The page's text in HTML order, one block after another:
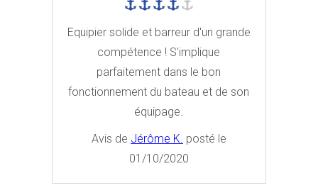
Equipier solide et barreur d'un grande
compétence ! S'implique
parfaitement dans le bon
fonctionnement du bateau et de son
équipage.
Avis de Jérôme K. posté le
01/10/2020